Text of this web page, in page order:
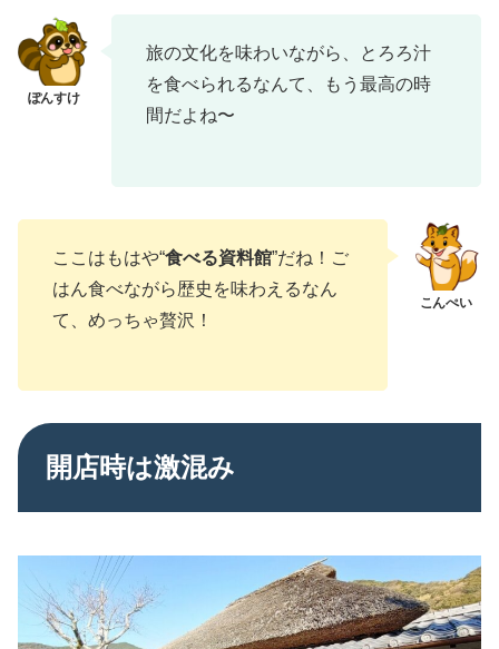
旅の文化を味わいながら、とろろ汁
を食べられるなんて、もう最高の時
間だよね〜
ここはもはや“食べる資料館”だね！ご
はん食べながら歴史を味わえるなん
て、めっちゃ贅沢！
開店時は激混み